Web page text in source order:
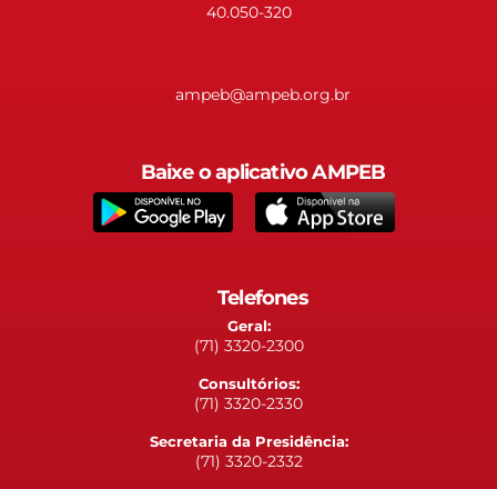
40.050-320
ampeb@ampeb.org.br
Baixe o aplicativo AMPEB
Telefones
Geral:
(71) 3320-2300
Consultórios:
(71) 3320-2330
Secretaria da Presidência:
(71) 3320-2332